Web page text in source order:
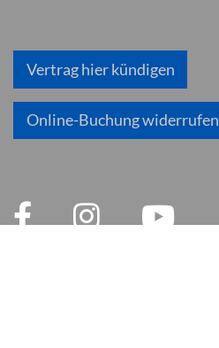
Vertrag hier kündigen
Online-Buchung widerrufen